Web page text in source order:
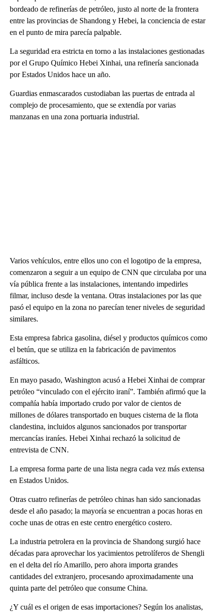
bordeado de refinerías de petróleo, justo al norte de la frontera
entre las provincias de Shandong y Hebei, la conciencia de estar
en el punto de mira parecía palpable.
La seguridad era estricta en torno a las instalaciones gestionadas
por el Grupo Químico Hebei Xinhai, una refinería sancionada
por Estados Unidos hace un año.
Guardias enmascarados custodiaban las puertas de entrada al
complejo de procesamiento, que se extendía por varias
manzanas en una zona portuaria industrial.
Varios vehículos, entre ellos uno con el logotipo de la empresa,
comenzaron a seguir a un equipo de CNN que circulaba por una
vía pública frente a las instalaciones, intentando impedirles
filmar, incluso desde la ventana. Otras instalaciones por las que
pasó el equipo en la zona no parecían tener niveles de seguridad
similares.
Esta empresa fabrica gasolina, diésel y productos químicos como
el betún, que se utiliza en la fabricación de pavimentos
asfálticos.
En mayo pasado, Washington acusó a Hebei Xinhai de comprar
petróleo “vinculado con el ejército iraní”. También afirmó que la
compañía había importado crudo por valor de cientos de
millones de dólares transportado en buques cisterna de la flota
clandestina, incluidos algunos sancionados por transportar
mercancías iraníes. Hebei Xinhai rechazó la solicitud de
entrevista de CNN.
La empresa forma parte de una lista negra cada vez más extensa
en Estados Unidos.
Otras cuatro refinerías de petróleo chinas han sido sancionadas
desde el año pasado; la mayoría se encuentran a pocas horas en
coche unas de otras en este centro energético costero.
La industria petrolera en la provincia de Shandong surgió hace
décadas para aprovechar los yacimientos petrolíferos de Shengli
en el delta del río Amarillo, pero ahora importa grandes
cantidades del extranjero, procesando aproximadamente una
quinta parte del petróleo que consume China.
¿Y cuál es el origen de esas importaciones? Según los analistas,